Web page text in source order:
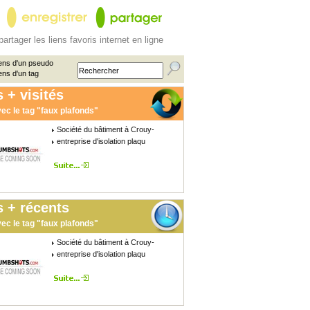
les liens favoris internet en ligne
d'un pseudo
d'un tag
+ visités
le tag "faux plafonds"
Société du bâtiment à Crouy-
entreprise d'isolation plaqu
+ récents
le tag "faux plafonds"
Société du bâtiment à Crouy-
entreprise d'isolation plaqu